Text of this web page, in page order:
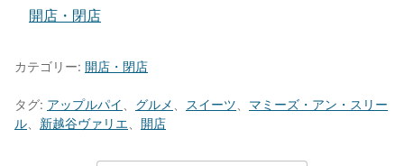
関連理由
開店・閉店
カテゴリー: 開店・閉店
タグ: アップルパイ グルメ スイーツ
マミーズ・アン・スリー
ル
新越谷ヴァリエ 開店